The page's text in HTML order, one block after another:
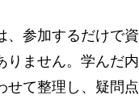
、参加するだけで
りません。学んだ
せて整理し、疑問